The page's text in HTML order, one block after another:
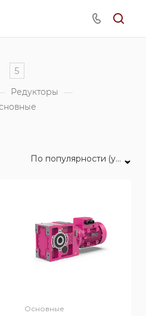
5
Редукторы —
По популярности (убывание)
Основные